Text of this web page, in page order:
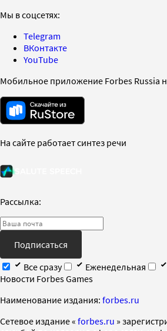
Мы в соцсетях:
Telegram
ВКонтакте
YouTube
Мобильное приложение Forbes Russia
На сайте работает синтез речи
Рассылка:
Подписаться
Все сразу
Еженедельная
Новости Forbes Games
Наименование издания: forbes.ru
Cетевое издание « forbes.ru »